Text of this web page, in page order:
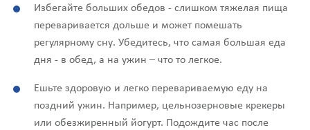
Избегайте больших обедов - слишком тяжелая пища
переваривается дольше и может помешать
регулярному сну. Убедитесь, что самая большая еда
дня - в обед, а на ужин – что то легкое.
Ешьте здоровую и легко перевариваемую еду на
поздний ужин. Например, цельнозерновые крекеры
или обезжиренный йогурт. Подождите час после